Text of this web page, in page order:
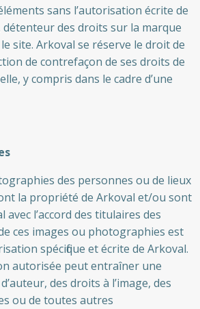
sans l’autorisation écrite de
des droits sur la marque
site. Arkoval se réserve le droit de
de contrefaçon de ses droits de
y compris dans le cadre d’une
des personnes ou de lieux
la propriété de Arkoval et/ou sont
l’accord des titulaires des
ces images ou photographies est
spécifique et écrite de Arkoval.
autorisée peut entraîner une
des droits à l’image, des
ou de toutes autres